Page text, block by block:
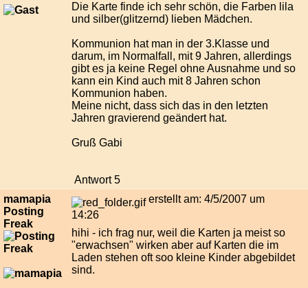
Die Karte finde ich sehr schön, die Farben lila
und silber(glitzernd) lieben Mädchen.
Kommunion hat man in der 3.Klasse und
darum, im Normalfall, mit 9 Jahren, allerdings
gibt es ja keine Regel ohne Ausnahme und so
kann ein Kind auch mit 8 Jahren schon
Kommunion haben.
Meine nicht, dass sich das in den letzten
Jahren gravierend geändert hat.
Gruß Gabi
Antwort 5
mamapia
Posting
Freak
erstellt am: 4/5/2007 um
14:26
hihi - ich frag nur, weil die Karten ja meist so
"erwachsen" wirken aber auf Karten die im
Laden stehen oft soo kleine Kinder abgebildet
sind.